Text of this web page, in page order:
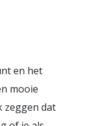
en het
mooie
zeggen dat